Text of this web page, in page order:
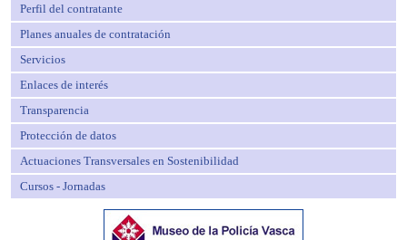
Perfil del contratante
Planes anuales de contratación
Servicios
Enlaces de interés
Transparencia
Protección de datos
Actuaciones Transversales en Sostenibilidad
Cursos - Jornadas